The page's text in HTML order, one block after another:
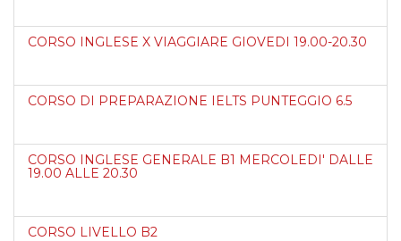
CORSO INGLESE X VIAGGIARE GIOVEDI 19.00-20.30
CORSO DI PREPARAZIONE IELTS PUNTEGGIO 6.5
CORSO INGLESE GENERALE B1 MERCOLEDI' DALLE
19.00 ALLE 20.30
CORSO LIVELLO B2